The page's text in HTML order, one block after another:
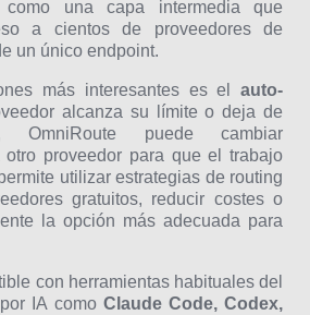
como una capa intermedia que
a cientos de proveedores de
un único endpoint.
más interesantes es el auto-
alcanza su límite o deja de
OmniRoute puede cambiar
otro proveedor para que el trabajo
utilizar estrategias de routing
gratuitos, reducir costes o
la opción más adecuada para
con herramientas habituales del
IA como Claude Code, Codex,